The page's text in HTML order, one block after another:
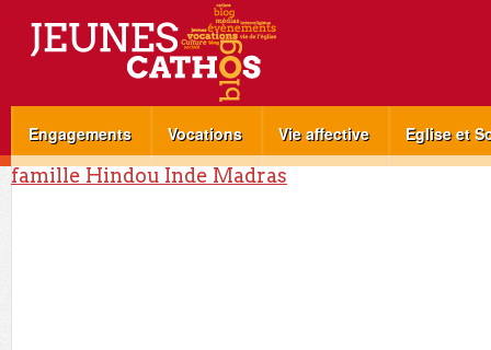
Engagements Vocations Vie affective Eglise et
famille Hindou Inde Madras